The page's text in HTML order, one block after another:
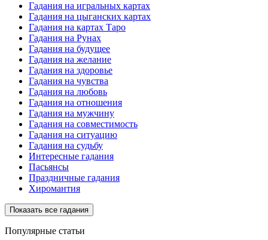
Гадания на игральных картах
Гадания на цыганских картах
Гадания на картах Таро
Гадания на Рунах
Гадания на будущее
Гадания на желание
Гадания на здоровье
Гадания на чувства
Гадания на любовь
Гадания на отношения
Гадания на мужчину
Гадания на совместимость
Гадания на ситуацию
Гадания на судьбу
Интересные гадания
Пасьянсы
Праздничные гадания
Хиромантия
Показать все гадания
Популярные статьи